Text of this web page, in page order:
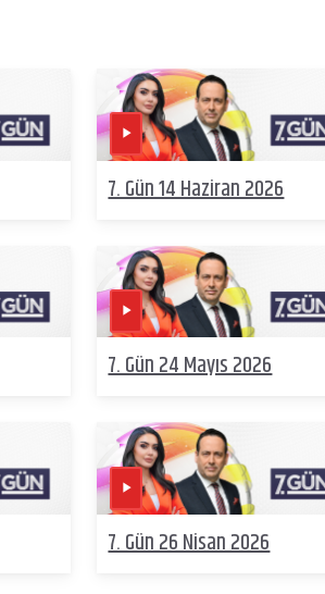
7. Gün 14 Haziran 2026
7. Gün 24 Mayıs 2026
7. Gün 26 Nisan 2026